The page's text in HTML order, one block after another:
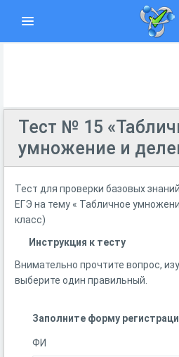
Тест № 15
умножение и
Тест для проверки базовых
ЕГЭ на тему « Табличное
класс)
Инструкция к тесту
Внимательно прочтите вопрос,
выберите один правильный.
Заполните форму
ФИ